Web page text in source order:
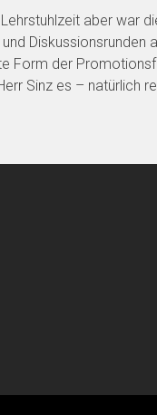
aber war
Diskussionsrunden
Form der
Sinz es – natürlich